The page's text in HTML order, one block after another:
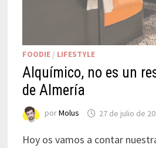
FOODIE/ LIFESTYLE
Alquímico, no es un
de Almería
porMolus 27 de julio de
Hoy os vamos a contar